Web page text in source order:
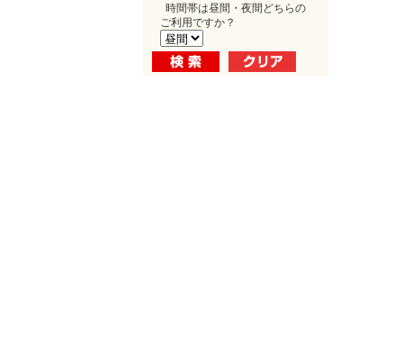
時間帯は昼間・夜間どちらの
ご利用ですか？